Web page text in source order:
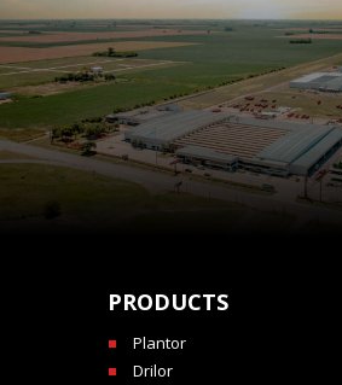
PRODUCTS
Plantor
Drilor